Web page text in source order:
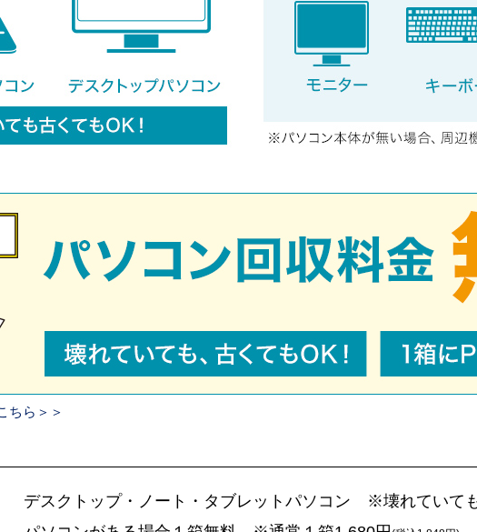
ちら＞＞
デスクトップ・ノート・タブレットパソコン ※壊れていて